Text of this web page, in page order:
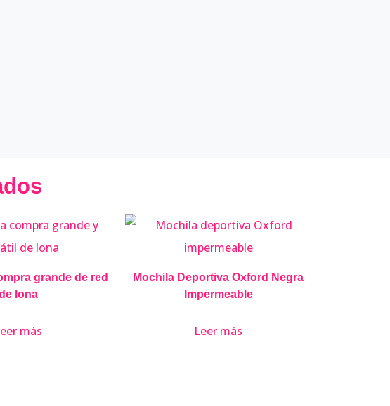
grande de red
lona
más
Mochila Deportiva Oxford Negra
Impermeable
Leer más